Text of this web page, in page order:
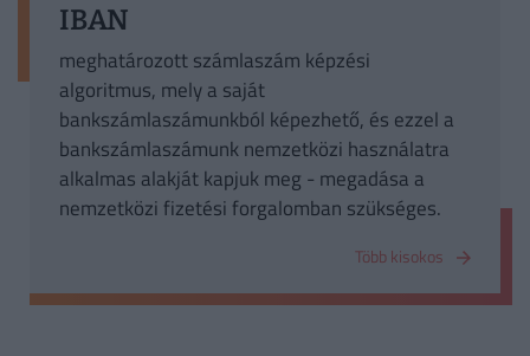
IBAN
meghatározott számlaszám képzési
algoritmus, mely a saját
bankszámlaszámunkból képezhető, és ezzel a
bankszámlaszámunk nemzetközi használatra
alkalmas alakját kapjuk meg - megadása a
nemzetközi fizetési forgalomban szükséges.
Több kisokos